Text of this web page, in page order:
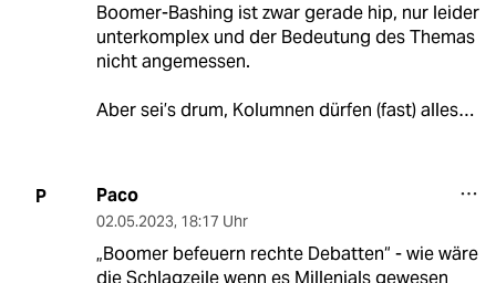
Boomer-Bashing ist zwar gerade hip, nur leider
unterkomplex und der Bedeutung des Themas
nicht angemessen.
Aber sei’s drum, Kolumnen dürfen (fast) alles…
P Paco
02.05.2023, 18:17 Uhr
„Boomer befeuern rechte Debatten“ - wie wäre
die Schlagzeile wenn es Millenials gewesen